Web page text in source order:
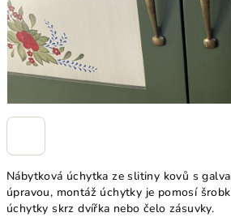
Nábytková úchytka ze slitiny kovů s
úpravou, montáž úchytky je pomosí
úchytky skrz dvířka nebo čelo zásuvky.